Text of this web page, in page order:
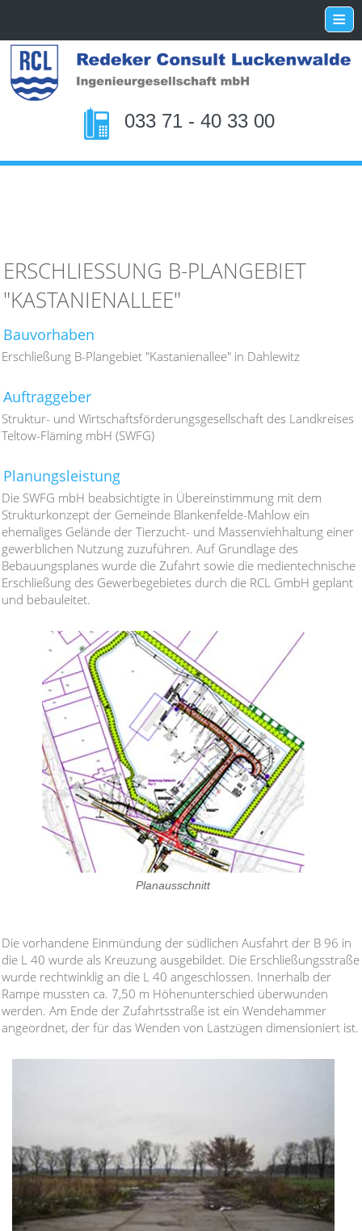
≡
033 71 - 40 33 00
ERSCHLIESSUNG B-PLANGEBIET "
KASTANIENALLEE"
Bauvorhaben
Erschließung B-Plangebiet "Kastanienallee" in Dahlewitz
Auftraggeber
Struktur- und Wirtschaftsförderungsgesellschaft des Landkreises
Teltow-Fläming mbH (SWFG)
Planungsleistung
Die SWFG mbH beabsichtigte in Übereinstimmung mit dem
Strukturkonzept der Gemeinde Blankenfelde-Mahlow ein
ehemaliges Gelände der Tierzucht- und Massenviehhaltung einer
gewerblichen Nutzung zuzuführen. Auf Grundlage des
Bebauungsplanes wurde die Zufahrt sowie die medientechnische
Erschließung des Gewerbegebietes durch die RCL GmbH geplant
und bebauleitet.
Planausschnitt
Die vorhandene Einmündung der südlichen Ausfahrt der B 96 in
die L 40 wurde als Kreuzung ausgebildet. Die Erschließungsstraße
wurde rechtwinklig an die L 40 angeschlossen. Innerhalb der
Rampe mussten ca. 7,50 m Höhenunterschied überwunden
werden. Am Ende der Zufahrtsstraße ist ein Wendehammer
angeordnet, der für das Wenden von Lastzügen dimensioniert ist.